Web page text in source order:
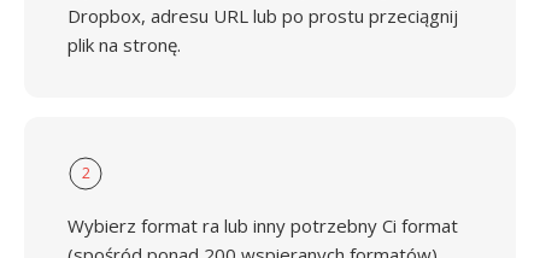
Dropbox, adresu URL lub po prostu przeciągnij
plik na stronę.
2
Wybierz format ra lub inny potrzebny Ci format